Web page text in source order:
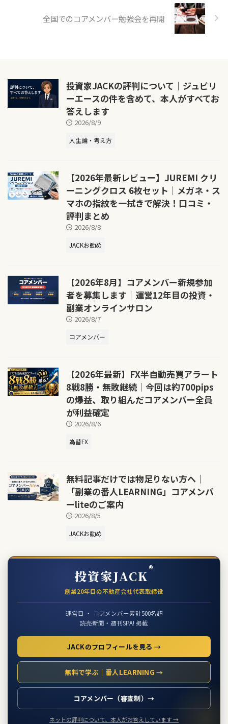
全国でのコアメンバー勉強会を再開
投資家JACKの評判について｜ジュビリ
ーエースの件を含めて、本人がすべてお
答えします
2026/8/9
人生論・考え方
【2026年最新レビュー】JUREMI クリ
ーニングクロス 6枚セット｜メガネ・ス
マホの指紋を一拭きで解決！口コミ・
評判まとめ
2026/8/8
JACKお勧め
【2026年8月】コアメンバー新規参加
者を募集します｜運営12年目の投資・
副業オンラインサロン
2026/8/7
コアメンバー
【2026年最新】FX半自動売買アラート
8戦8勝・無敗継続｜今回は約700pips
の爆益、取り組んだコアメンバー全員
が利益確定
2026/8/6
為替FX
無料記事だけでは物足りない方へ｜
「副業の番人LEARNING」コアメンバ
ーliteのご案内
2026/8/5
JACKお勧め
投資家JACK®
創業20年目の不動産会社代表取締役
運営目 ・ コアメンバー累計500名超
読売新聞・週刊SPA! 掲載
JACKのプロフィールを見る →
無料で学ぶ｜番人LEARNING →
コアメンバー（審査制）→
ネットの評判について、本人がお答えしています →